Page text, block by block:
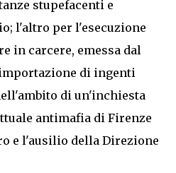
stupefacenti e
l'altro per l'esecuzione
in carcere, emessa dal
di ingenti
di un'inchiesta
antimafia di Firenze
e l'ausilio della Direzione